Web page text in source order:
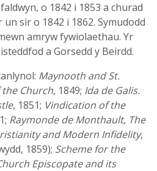
o 1842 i 1853 a churad
sir o 1842 i 1862. Symudodd
amryw fywiolaethau. Yr
a Gorsedd y Beirdd.
Maynooth and St.
Church, 1849; Ida de Galis.
, 1851; Vindication of the
Raymonde de Monthault, The
and Modern Infidelity,
1859); Scheme for the
Episcopate and its